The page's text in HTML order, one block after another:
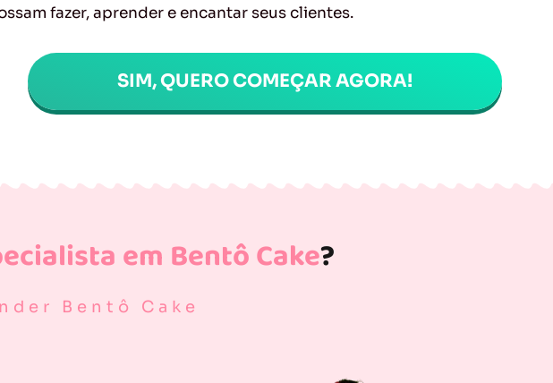
fazer, aprender e encantar seus clientes.
SIM, QUERO COMEÇAR AGORA!
em Bentô Cake?
Bentô Cake